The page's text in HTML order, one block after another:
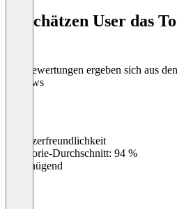
So schätzen User das
Die Bewertungen ergeben sich aus
Reviews
Benutzerfreundlichkeit
Kategorie-Durchschnitt: 94 %
Ungenügend